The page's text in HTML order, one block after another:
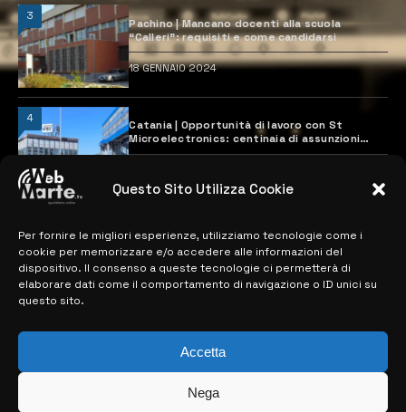
Questo Sito Utilizza Cookie
Per fornire le migliori esperienze, utilizziamo tecnologie come i
cookie per memorizzare e/o accedere alle informazioni del
dispositivo. Il consenso a queste tecnologie ci permetterà di
elaborare dati come il comportamento di navigazione o ID unici su
questo sito.
Accetta
Nega
3
Pachino | Mancano docenti alla scuola
“Calleri”: requisiti e come candidarsi
18 GENNAIO 2024
4
Catania | Opportunità di lavoro con St
Microelectronics: centinaia di assunzioni
previste
MAPPA DEL SITO
> NOTIZIE